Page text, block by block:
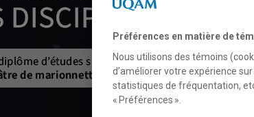
Préférences en matière de
Nous utilisons des témoins
d’améliorer votre expérience
statistiques de fréquentation,
« Préférences ».